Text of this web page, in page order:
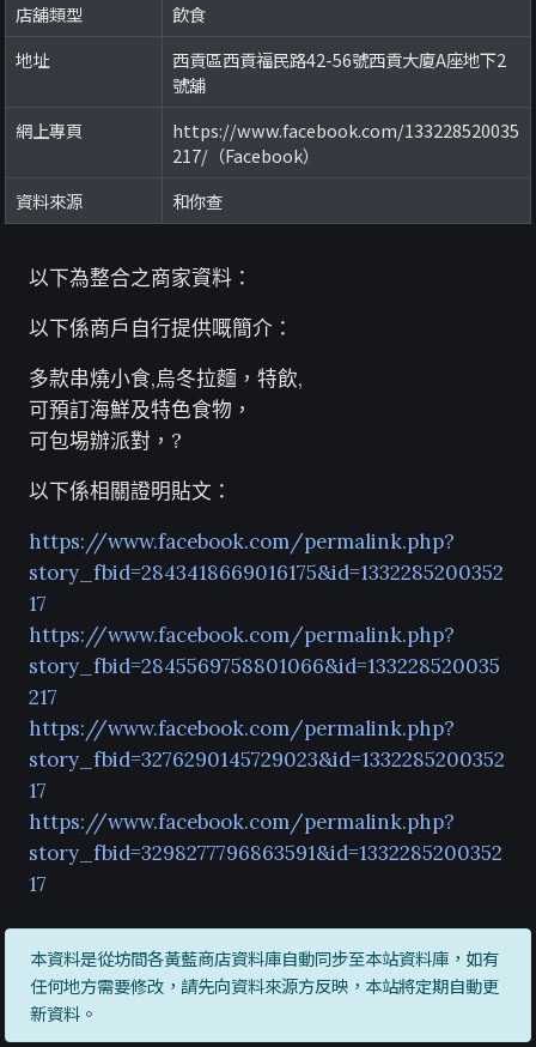
店舖類型
飲食
地址
西貢區西貢福民路42-56號西貢大廈A座地下2
號舖
網上專頁
https://www.facebook.com/133228520035
217/（Facebook）
資料來源
和你查
以下為整合之商家資料：
以下係商戶自行提供嘅簡介：
多款串燒小食,烏冬拉麵，特飲,
可預訂海鮮及特色食物，
可包埸辦派對，?
以下係相關證明貼文：
https://www.facebook.com/permalink.php?
story_fbid=2843418669016175&id=1332285200352
17
https://www.facebook.com/permalink.php?
story_fbid=2845569758801066&id=133228520035
217
https://www.facebook.com/permalink.php?
story_fbid=3276290145729023&id=1332285200352
17
https://www.facebook.com/permalink.php?
story_fbid=3298277796863591&id=1332285200352
17
本資料是從坊間各黃藍商店資料庫自動同步至本站資料庫，如有
任何地方需要修改，請先向資料來源方反映，本站將定期自動更
新資料。